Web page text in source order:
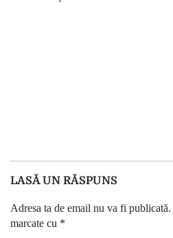
LASĂ UN RĂSPUNS
Adresa ta de email nu va fi publicată.
marcate cu *